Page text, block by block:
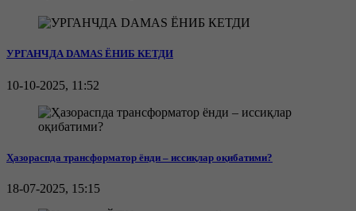
УРГАНЧДА DAMAS ЁНИБ КЕТДИ
10-10-2025, 11:52
Ҳазораспда трансформатор ёнди – иссиқлар оқибатими?
18-07-2025, 15:15